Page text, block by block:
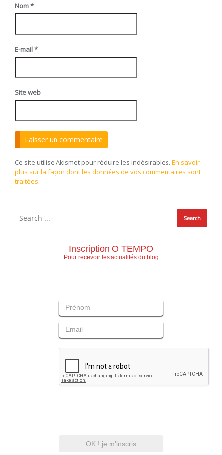
Nom*
E-mail*
Site web
Ce site utilise Akismet pour réduire les indésirables. En savoir
plus sur la façon dont les données de vos commentaires sont
traitées.
Inscription O TEMPO
Pour recevoir les actualités du blog
OK ! je m'inscris